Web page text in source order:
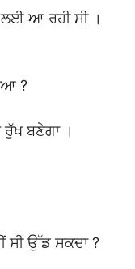
ਲਈ ਆ ਰਹੀ ਸੀ ।
?
ਬਣੇਗਾ ।
ਸੀ ਉੱਡ ਸਕਦਾ ?